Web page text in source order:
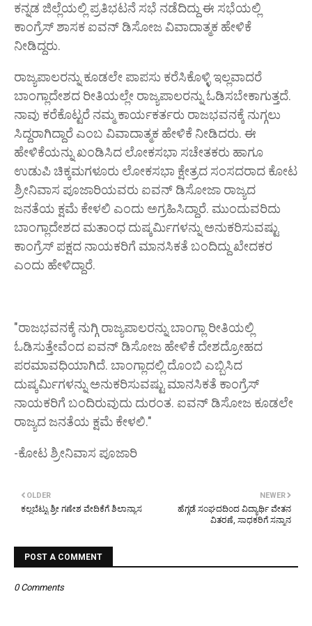
ಕನ್ನಡ ಜಿಲ್ಲೆಯಲ್ಲಿ ಪ್ರತಿಭಟನೆ ಸಭೆ ನಡೆದಿದ್ದು ಈ ಸಭೆಯಲ್ಲಿ
ಕಾಂಗ್ರೆಸ್ ಶಾಸಕ ಐವನ್ ಡಿಸೋಜ ವಿವಾದಾತ್ಮಕ ಹೇಳಿಕೆ
ನೀಡಿದ್ದರು.
ರಾಜ್ಯಪಾಲರನ್ನು ಕೂಡಲೇ ಪಾಪಸು ಕರೆಸಿಕೊಳ್ಳಿ ಇಲ್ಲವಾದರೆ
ಬಾಂಗ್ಲಾದೇಶದ ರೀತಿಯಲ್ಲೇ ರಾಜ್ಯಪಾಲರನ್ನು ಓಡಿಸಬೇಕಾಗುತ್ತದೆ.
ನಾವು ಕರೆಕೊಟ್ಟರೆ ನಮ್ಮ ಕಾರ್ಯಕರ್ತರು ರಾಜಭವನಕ್ಕೆ ನುಗ್ಗಲು
ಸಿದ್ದರಾಗಿದ್ದಾರೆ ಎಂಬ ವಿವಾದಾತ್ಮಕ ಹೇಳಿಕೆ ನೀಡಿದರು. ಈ
ಹೇಳಿಕೆಯನ್ನು ಖಂಡಿಸಿದ ಲೋಕಸಭಾ ಸಚೇತಕರು ಹಾಗೂ
ಉಡುಪಿ ಚಿಕ್ಕಮಗಳೂರು ಲೋಕಸಭಾ ಕ್ಷೇತ್ರದ ಸಂಸದರಾದ ಕೋಟ
ಶ್ರೀನಿವಾಸ ಪೂಜಾರಿಯವರು ಐವನ್ ಡಿಸೋಜಾ ರಾಜ್ಯದ
ಜನತೆಯ ಕ್ಷಮೆ ಕೇಳಲಿ ಎಂದು ಅಗ್ರಹಿಸಿದ್ದಾರೆ. ಮುಂದುವರಿದು
ಬಾಂಗ್ಲಾದೇಶದ ಮತಾಂಧ ದುಷ್ಕರ್ಮಿಗಳನ್ನು ಅನುಕರಿಸುವಷ್ಟು
ಕಾಂಗ್ರೆಸ್ ಪಕ್ಷದ ನಾಯಕರಿಗೆ ಮಾನಸಿಕತೆ ಬಂದಿದ್ದು ಖೇದಕರ
ಎಂದು ಹೇಳಿದ್ದಾರೆ.
"ರಾಜಭವನಕ್ಕೆ ನುಗ್ಗಿ ರಾಜ್ಯಪಾಲರನ್ನು ಬಾಂಗ್ಲಾ ರೀತಿಯಲ್ಲಿ
ಓಡಿಸುತ್ತೇವೆಂದ ಐವನ್ ಡಿಸೋಜ ಹೇಳಿಕೆ ದೇಶದ್ರೋಹದ
ಪರಮಾವಧಿಯಾಗಿದೆ. ಬಾಂಗ್ಲಾದಲ್ಲಿ ದೊಂಬಿ ಎಬ್ಬಿಸಿದ
ದುಷ್ಕರ್ಮಿಗಳನ್ನು ಅನುಕರಿಸುವಷ್ಟು ಮಾನಸಿಕತೆ ಕಾಂಗ್ರೆಸ್
ನಾಯಕರಿಗೆ ಬಂದಿರುವುದು ದುರಂತ. ಐವನ್ ಡಿಸೋಜ ಕೂಡಲೇ
ರಾಜ್ಯದ ಜನತೆಯ ಕ್ಷಮೆ ಕೇಳಲಿ."
-ಕೋಟ ಶ್ರೀನಿವಾಸ ಪೂಜಾರಿ
NEWER
ಹೆಗ್ಗಡೆ ಸಂಘದದಿಂದ ವಿದ್ಯಾರ್ಥಿ ವೇತನ
ವಿತರಣೆ, ಸಾಧಕರಿಗೆ ಸನ್ಮಾನ
OLDER
ಕಲ್ಲಬೆಟ್ಟು ಶ್ರೀ ಗಣೇಶ ವೇದಿಕೆಗೆ ಶಿಲಾನ್ಯಾಸ
POST A COMMENT
0 Comments